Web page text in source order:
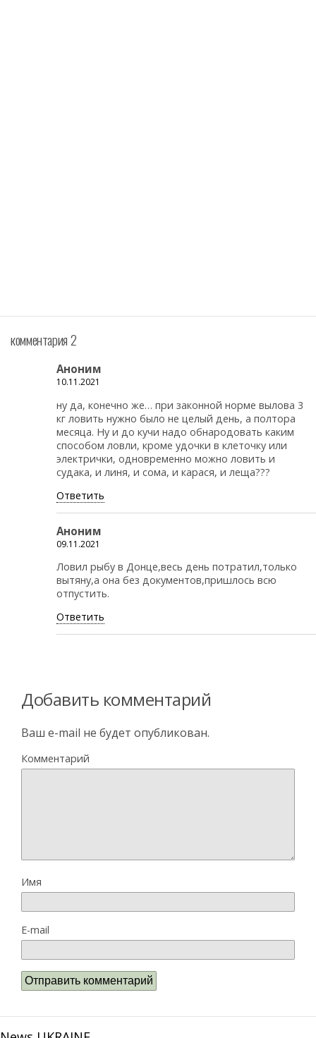
комментария 2
Аноним
10.11.2021
ну да, конечно же… при законной норме вылова 3
кг ловить нужно было не целый день, а полтора
месяца. Ну и до кучи надо обнародовать каким
способом ловли, кроме удочки в клеточку или
электрички, одновременно можно ловить и
судака, и линя, и сома, и карася, и леща???
Ответить
Аноним
09.11.2021
Ловил рыбу в Донце,весь день потратил,только
вытяну,а она без документов,пришлось всю
отпустить.
Ответить
Добавить комментарий
Ваш e-mail не будет опубликован.
Комментарий
Имя
E-mail